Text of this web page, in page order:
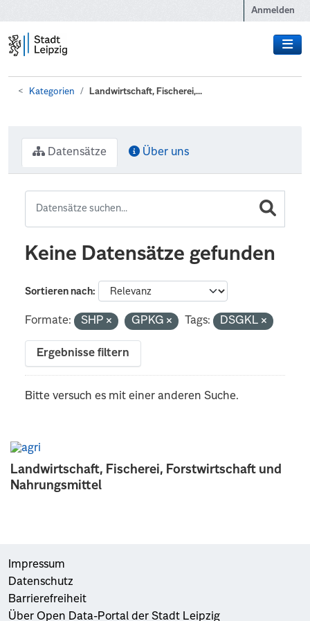
Anmelden
Kategorien Landwirtschaft, Fischerei,...
Landwirtschaft, Fischerei, Forstwirtschaft und
Nahrungsmittel
Datensätze Über uns
Keine Datensätze gefunden
Sortieren nach
Formate: SHP GPKG Tags: DSGKL
Ergebnisse filtern
Bitte versuch es mit einer anderen Suche.
Impressum
Datenschutz
Barrierefreiheit
Über Open Data-Portal der Stadt Leipzig